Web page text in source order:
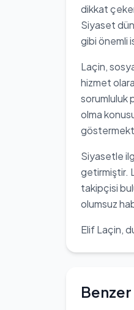
dikkat
Siyaset
gibi önemli
Laçin,
hizmet
sorumluluk
olma
Siyasetle
getirmiştir.
takipçisi
olumsuz
Elif Laçin,